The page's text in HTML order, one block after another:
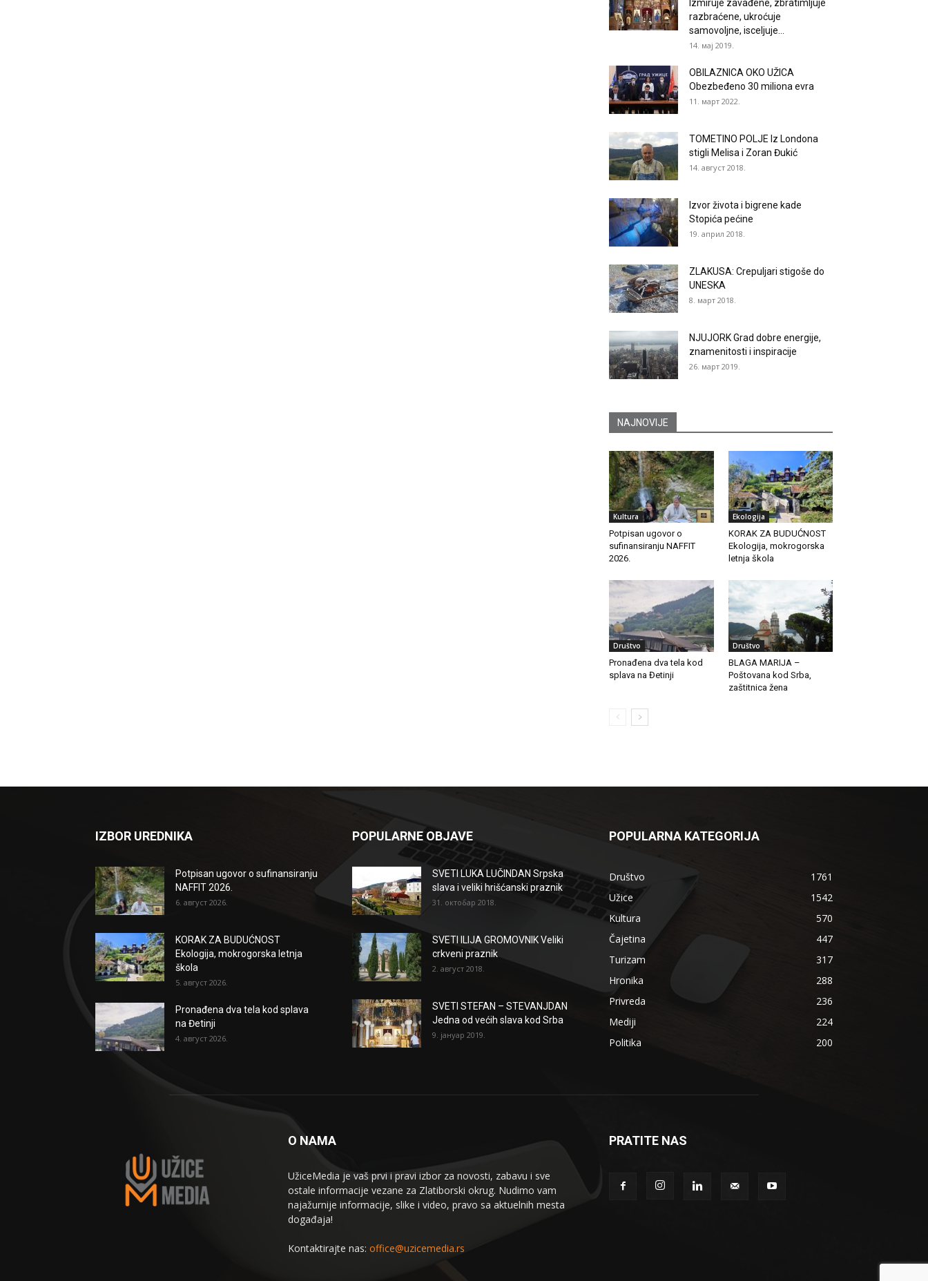
Izmiruje zavađene, zbratimljuje
razbraćene, ukroćuje
samovoljne, isceljuje...
14. мај 2019.
OBILAZNICA OKO UŽICA
Obezbeđeno 30 miliona evra
11. март 2022.
TOMETINO POLJE Iz Londona
stigli Melisa i Zoran Đukić
14. август 2018.
Izvor života i bigrene kade
Stopića pećine
19. април 2018.
ZLAKUSA: Crepuljari stigoše do
UNESKA
8. март 2018.
NJUJORK Grad dobre energije,
znamenitosti i inspiracije
26. март 2019.
NAJNOVIJE
Kultura
Potpisan ugovor o
sufinansiranju NAFFIT
2026.
Ekologija
KORAK ZA BUDUĆNOST
Ekologija, mokrogorska
letnja škola
Društvo
Pronađena dva tela kod
splava na Đetinji
Društvo
BLAGA MARIJA –
Poštovana kod Srba,
zaštitnica žena
IZBOR UREDNIKA
Potpisan ugovor o sufinansiranju
NAFFIT 2026.
6. август 2026.
KORAK ZA BUDUĆNOST
Ekologija, mokrogorska letnja
škola
5. август 2026.
Pronađena dva tela kod splava
na Đetinji
4. август 2026.
POPULARNE OBJAVE
SVETI LUKA LUČINDAN Srpska
slava i veliki hrišćanski praznik
31. октобар 2018.
SVETI ILIJA GROMOVNIK Veliki
crkveni praznik
2. август 2018.
SVETI STEFAN – STEVANJDAN
Jedna od većih slava kod Srba
9. јануар 2019.
POPULARNA KATEGORIJA
Društvo
1761
Užice
1542
Kultura
570
Čajetina
447
Turizam
317
Hronika
288
Privreda
236
Mediji
224
Politika
200
O NAMA
UžiceMedia je vaš prvi i pravi izbor za novosti, zabavu i sve
ostale informacije vezane za Zlatiborski okrug. Nudimo vam
najažurnije informacije, slike i video, pravo sa aktuelnih mesta
događaja!
Kontaktirajte nas: office@uzicemedia.rs
PRATITE NAS